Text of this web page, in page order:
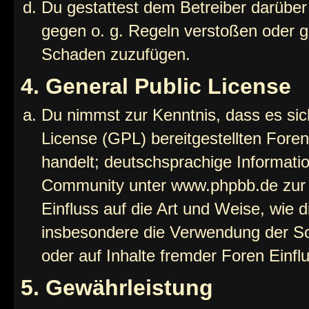
Du gestattest dem Betreiber
gegen o. g. Regeln verstoßen oder
Schaden zuzufügen.
4. General Public License
Du nimmst zur Kenntnis, dass es
License (GPL) bereitgestellten
handelt; deutschsprachige
Community unter www.phpbb.de
Einfluss auf die Art und Weise, wie
insbesondere die Verwendung der
oder auf Inhalte fremder Foren
5. Gewährleistung